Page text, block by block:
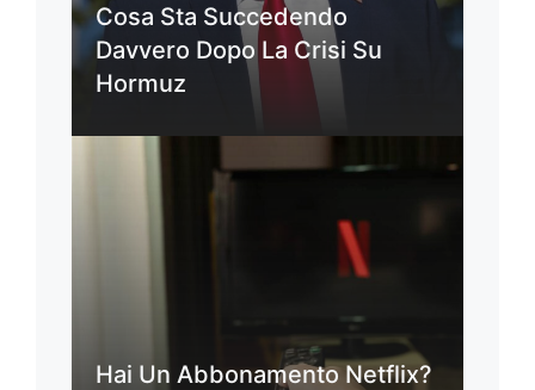
Cosa Sta Succedendo
Davvero Dopo La Crisi Su
Hormuz
Hai Un Abbonamento Netflix?